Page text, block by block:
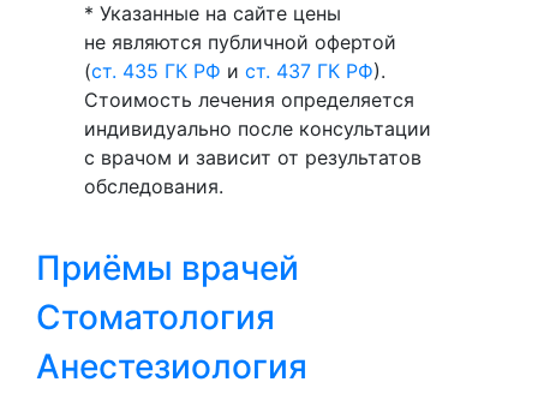
* Указанные на сайте цены
не являются публичной офертой
(ст. 435 ГК РФ и ст. 437 ГК РФ).
Стоимость лечения определяется
индивидуально после консультации
с врачом и зависит от результатов
обследования.
Приёмы врачей
Стоматология
Анестезиология